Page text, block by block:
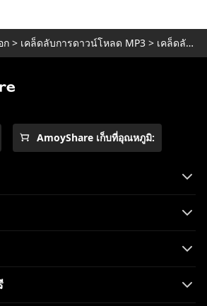
ก > เคล็ดลับการดาวน์โหลด MP3 > เคล็ดลับการค้นหา MP3 ฟรี
AmoyShare เก็บที่อุณหภูมิ: